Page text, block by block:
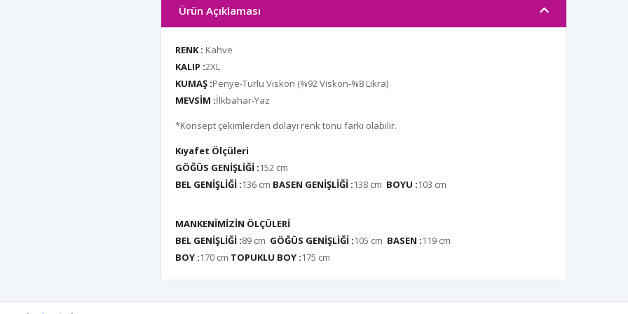
Ürün Açıklaması
RENK : Kahve
KALIP :2XL
KUMAŞ :Penye-Turlu Viskon (%92 Viskon-%8 Likra)
MEVSİM :İlkbahar-Yaz
*Konsept çekimlerden dolayı renk tonu farkı olabilir.
Kıyafet Ölçüleri
GÖĞÜS GENİŞLİĞİ :152 cm
BEL GENİŞLİĞİ :136 cm BASEN GENİŞLİĞİ :138 cm BOYU :103 cm
MANKENİMİZİN ÖLÇÜLERİ
BEL GENİŞLİĞİ :89 cm GÖĞÜS GENİŞLİĞİ :105 cm BASEN :119 cm
BOY :170 cm TOPUKLU BOY :175 cm